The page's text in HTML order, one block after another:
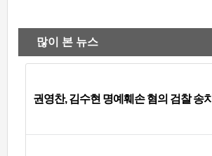
많이 본 뉴스
권영찬, 김수현 명예훼손 혐의 검찰 송치